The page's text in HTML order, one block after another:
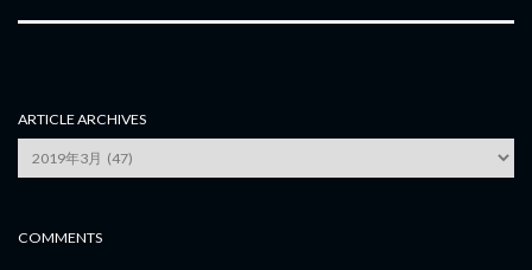
ARTICLE ARCHIVES
Article
Archives
COMMENTS